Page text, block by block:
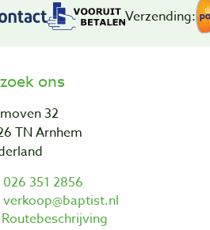
Verzending:
ons
32
TN Arnhem
026 351 2856
verkoop@baptist.nl
Routebeschrijving